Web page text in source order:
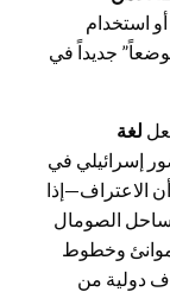
استخدام
جديداً في
لغة
إسرائيلي في
الاعتراف—إذا
الصومال
موانئ وخطوط
دولية من